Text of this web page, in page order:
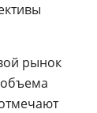
рынок